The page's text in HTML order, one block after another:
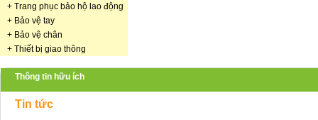
+ Trang phục bảo hộ lao động
+ Bảo vệ tay
+ Bảo vệ chân
+ Thiết bị giao thông
Thông tin hữu ích
Tin tức